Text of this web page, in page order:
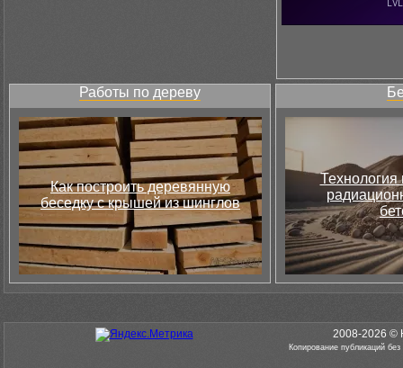
Работы по дереву
Как построить деревянную
беседку с крышей из шинглов
Технология
2008-2026 ©
Копирование публикаций